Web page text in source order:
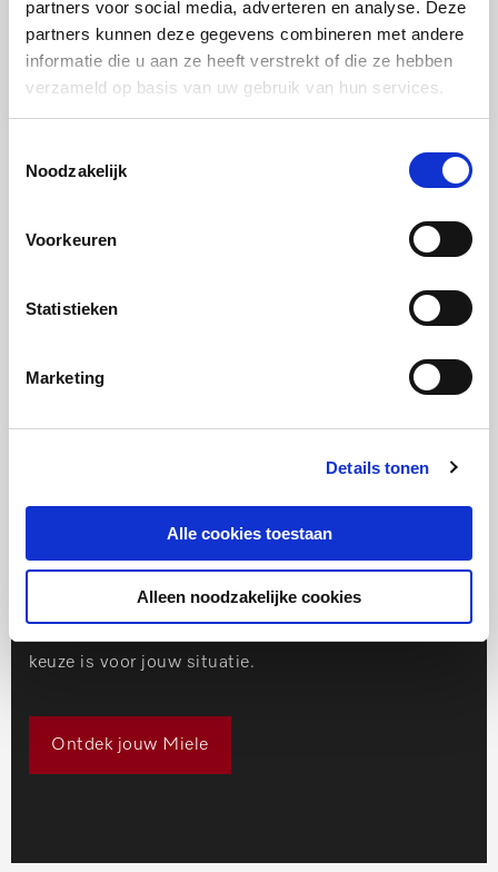
partners voor social media, adverteren en analyse. Deze
partners kunnen deze gegevens combineren met andere
informatie die u aan ze heeft verstrekt of die ze hebben
verzameld op basis van uw gebruik van hun services.
Noodzakelijk
Voorkeuren
Statistieken
Marketing
Details tonen
Alle cookies toestaan
Alleen noodzakelijke cookies
Heb je prachtig beddengoed of loungekleding en wil
je dat dit prachtig blijft, maar heb je nog geen Miele
wasmachine of droger? Kom er via een aantal
simpele stappen achter welke nieuwe Miele de beste
keuze is voor jouw situatie.
Ontdek jouw Miele